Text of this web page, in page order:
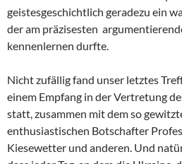
geistesgeschichtlich geradezu ein
der am präzisesten
kennenlernen durfte.
Nicht zufällig fand unser letztes
einem Empfang in der Vertretung
statt, zusammen mit dem so
enthusiastischen Botschafter
Kiesewetter und anderen. Und